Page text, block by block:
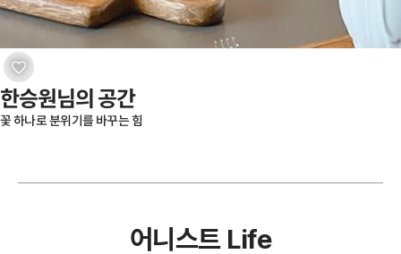
한승원님의 공간
꽃 하나로 분위기를 바꾸는 힘
어니스트 Life